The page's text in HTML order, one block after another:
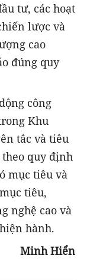
tư, các hoạt
lược và
cao
đúng quy
công
Khu
tắc và tiêu
quy định
mục tiêu và
tiêu,
nghệ cao và
hành.
Minh Hiển